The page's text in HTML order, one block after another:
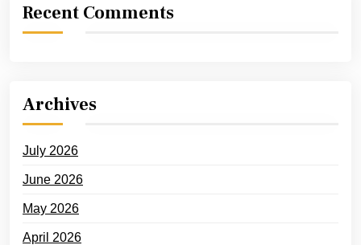
Recent Comments
Archives
July 2026
June 2026
May 2026
April 2026